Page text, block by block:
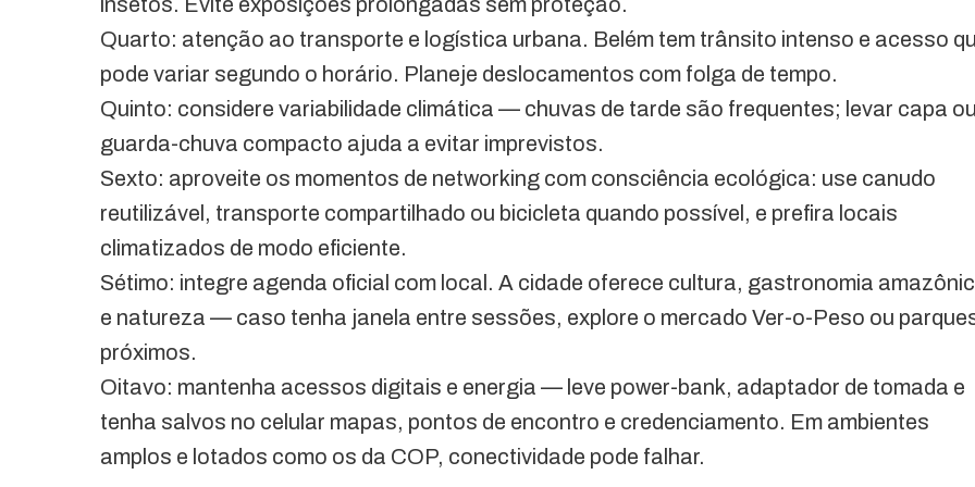
Quarto: atenção ao transporte e logística urbana. Belém tem trânsito intenso e acesso
pode variar segundo o horário. Planeje deslocamentos com folga de tempo.
Quinto: considere variabilidade climática — chuvas de tarde são frequentes; levar capa ou
guarda-chuva compacto ajuda a evitar imprevistos.
Sexto: aproveite os momentos de networking com consciência ecológica: use canudo
reutilizável, transporte compartilhado ou bicicleta quando possível, e prefira locais
climatizados de modo eficiente.
Sétimo: integre agenda oficial com local. A cidade oferece cultura, gastronomia
e natureza — caso tenha janela entre sessões, explore o mercado Ver-o-Peso ou
próximos.
Oitavo: mantenha acessos digitais e energia — leve power-bank, adaptador de tomada e
tenha salvos no celular mapas, pontos de encontro e credenciamento. Em ambientes
amplos e lotados como os da COP, conectividade pode falhar.